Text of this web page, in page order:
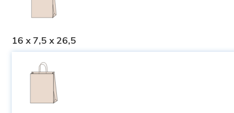
16 x 7,5 x 26,5